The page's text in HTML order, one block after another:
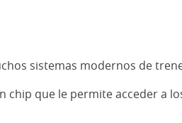
sistemas modernos de
chip que le permite acceder a